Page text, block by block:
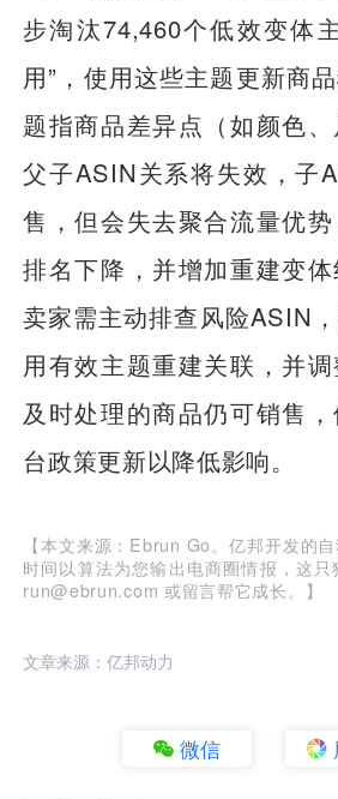
步淘汰74,460个低效变体
用”，使用这些主题更新商
题指商品差异点（如颜色
父子ASIN关系将失效，子
售，但会失去聚合流量优势
排名下降，并增加重建变体
卖家需主动排查风险ASIN
用有效主题重建关联，并
及时处理的商品仍可销售
台政策更新以降低影响。
【本文来源：Ebrun Go。亿邦开发的
时间以算法为您输出电商圈情报，这
run@ebrun.com 或留言帮它成长。】
文章来源：亿邦动力
微信